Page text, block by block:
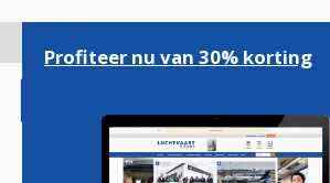
gaan
Profiteer nu van 30% korting